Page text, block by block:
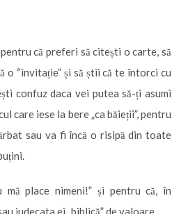
că preferi să citești o carte, să
o “invitație” și să știi că te întorci cu
confuz daca vei putea să-ți asumi
care iese la bere „ca băieții”, pentru
sau va fi încă o risipă din toate
place nimeni!” și pentru că, în
judecata ei „biblică” de valoare..